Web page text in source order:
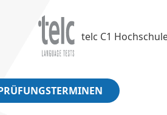
telc C1